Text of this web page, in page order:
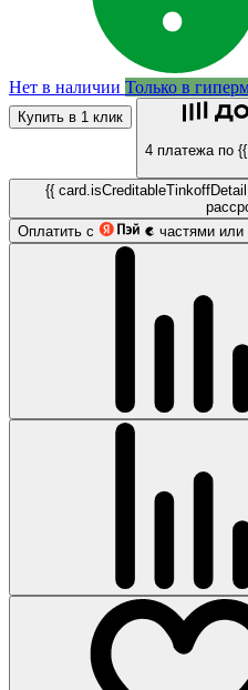
Нет в наличии Только в
Купить в 1 клик
4 платежа по
{{
Оплатить с
частями или